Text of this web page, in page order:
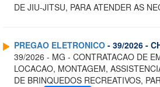
DE JIU-JITSU, PARA ATENDER AS
PREGAO ELETRONICO - 39/2026 -
39/2026 - MG - CONTRATACAO DE
LOCACAO, MONTAGEM,
DE BRINQUEDOS RECREATIVOS,